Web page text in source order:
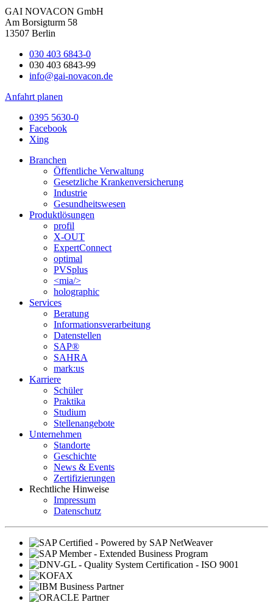
GAI NOVACON GmbH
Am Borsigturm 58
13507 Berlin
030 403 6843-0
030 403 6843-99
info@gai-novacon.de
Anfahrt planen
0395 5630-0
Facebook
Xing
Branchen
Öffentliche Verwaltung
Gesetzliche Krankenversicherung
Industrie
Gesundheitswesen
Produktlösungen
profil
X-OUT
ExpertConnect
optimal
PVSplus
<mia/>
holographic
Services
Beratung
Informations­verarbeitung
Datenstellen
SAP®
SAHRA
mark:us
Karriere
Schüler
Praktika
Studium
Stellenangebote
Unternehmen
Standorte
Geschichte
News & Events
Zertifizierungen
Rechtliche Hinweise
Impressum
Datenschutz